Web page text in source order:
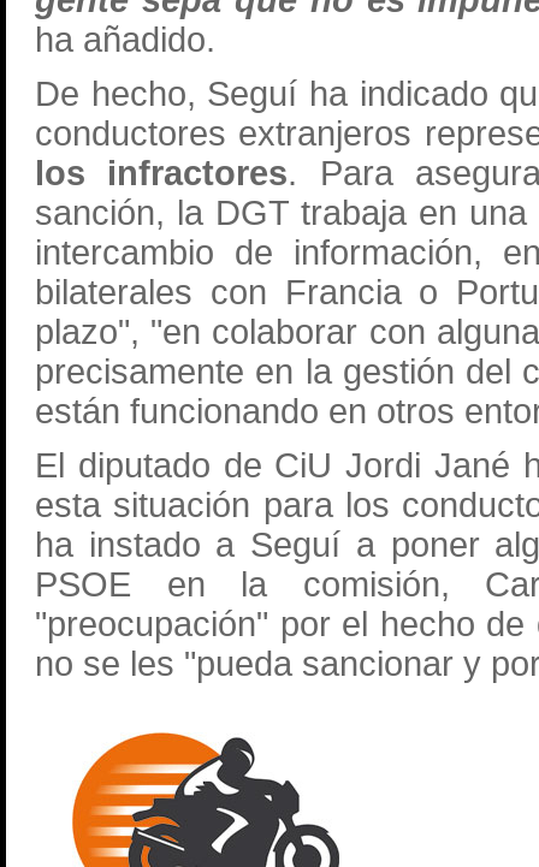
ha añadido.
De hecho, Seguí ha indicado
conductores extranjeros
los infractores. Para
sanción, la DGT trabaja en
intercambio de información,
bilaterales con Francia o
plazo", "en colaborar con
precisamente en la gestión del
están funcionando en otros
El diputado de CiU Jordi Jané
esta situación para los
ha instado a Seguí a poner
PSOE en la comisión,
"preocupación" por el hecho
no se les "pueda sancionar y